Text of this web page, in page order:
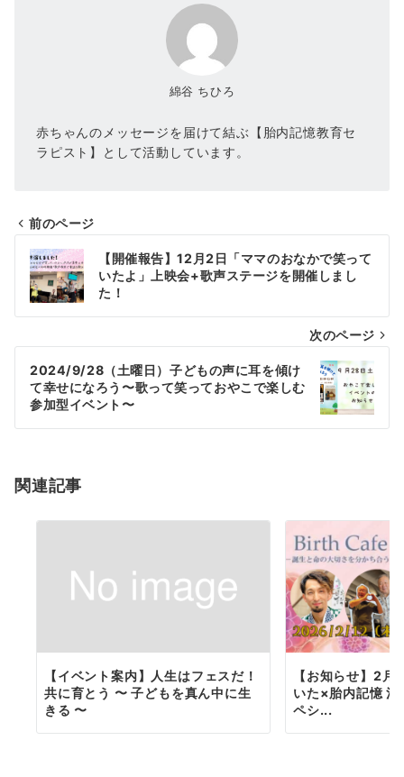
綿谷 ちひろ
赤ちゃんのメッセージを届けて結ぶ【胎内記憶教育セ
ラピスト】として活動しています。
投
稿
ナ
ビ
ゲ
ー
シ
ン
前のページ
【開催報告】12月2日「ママのおなかで笑って
いたよ」上映会+歌声ステージを開催しまし
た！
次のページ
2024/9/28（土曜日）子どもの声に耳を傾け
て幸せになろう〜歌って笑っておやこで楽しむ
参加型イベント〜
関連記事
【イベント案内】人生はフェスだ！
共に育とう 〜 子どもを真ん中に生
きる 〜
【お知らせ】2月
いた×胎内記憶 池
ペシ...